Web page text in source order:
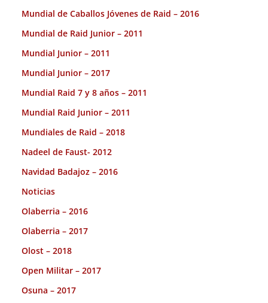
Mundial de Caballos Jóvenes de Raid – 2016
Mundial de Raid Junior – 2011
Mundial Junior – 2011
Mundial Junior – 2017
Mundial Raid 7 y 8 años – 2011
Mundial Raid Junior – 2011
Mundiales de Raid – 2018
Nadeel de Faust- 2012
Navidad Badajoz – 2016
Noticias
Olaberria – 2016
Olaberria – 2017
Olost – 2018
Open Militar – 2017
Osuna – 2017